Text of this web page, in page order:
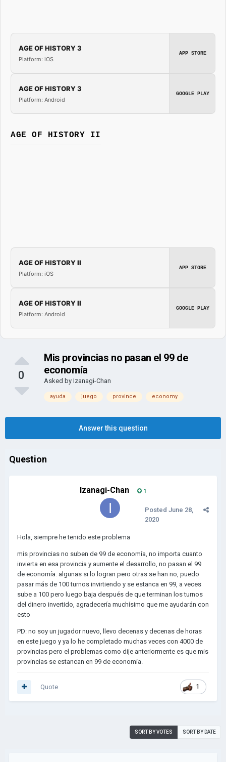
AGE OF HISTORY 3
Platform: iOS
APP STORE
AGE OF HISTORY 3
Platform: Android
GOOGLE PLAY
AGE OF HISTORY II
AGE OF HISTORY II
Platform: iOS
APP STORE
AGE OF HISTORY II
Platform: Android
GOOGLE PLAY
0
Mis provincias no pasan el 99 de
economía
Asked by Izanagi-Chan
ayuda juego province economy
Answer this question
Question
Izanagi-Chan 1
Posted June 28,
2020
Hola, siempre he tenido este problema
mis provincias no suben de 99 de economía, no importa cuanto
invierta en esa provincia y aumente el desarrollo, no pasan el 99
de economía. algunas si lo logran pero otras se han no, puedo
pasar más de 100 turnos invirtiendo y se estanca en 99, a veces
sube a 100 pero luego baja después de que terminan los turnos
del dinero invertido, agradecería muchísimo que me ayudarán con
esto
PD: no soy un jugador nuevo, llevo decenas y decenas de horas
en este juego y ya lo he completado muchas veces con 4000 de
provincias pero el problemas como dije anteriormente es que mis
provincias se estancan en 99 de economía.
1
Quote
SORT BY VOTES SORT BY DATE